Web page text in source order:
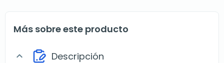
Más sobre este producto
expand_more Descripción